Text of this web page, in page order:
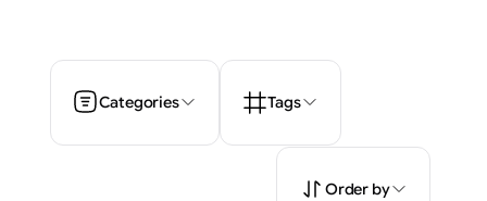
Categories Tags
Order by